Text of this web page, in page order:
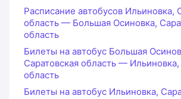
Расписание автобусов Ильиновка,
область — Большая Осиновка,
область
Билеты на автобус Большая
Саратовская область — Ильиновка,
область
Билеты на автобус Ильиновка,